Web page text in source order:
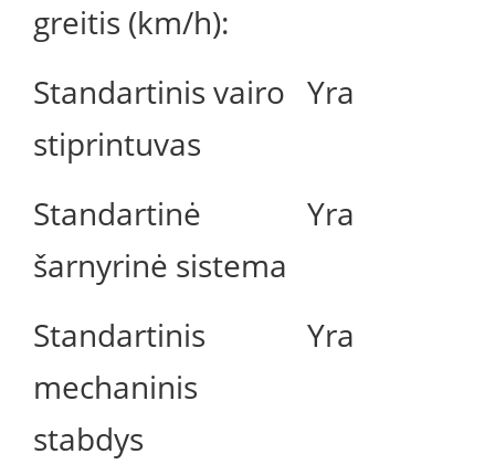
greitis (km/h):
Standartinis vairo
stiprintuvas
Yra
Standartinė
šarnyrinė sistema
Yra
Standartinis
mechaninis
stabdys
Yra